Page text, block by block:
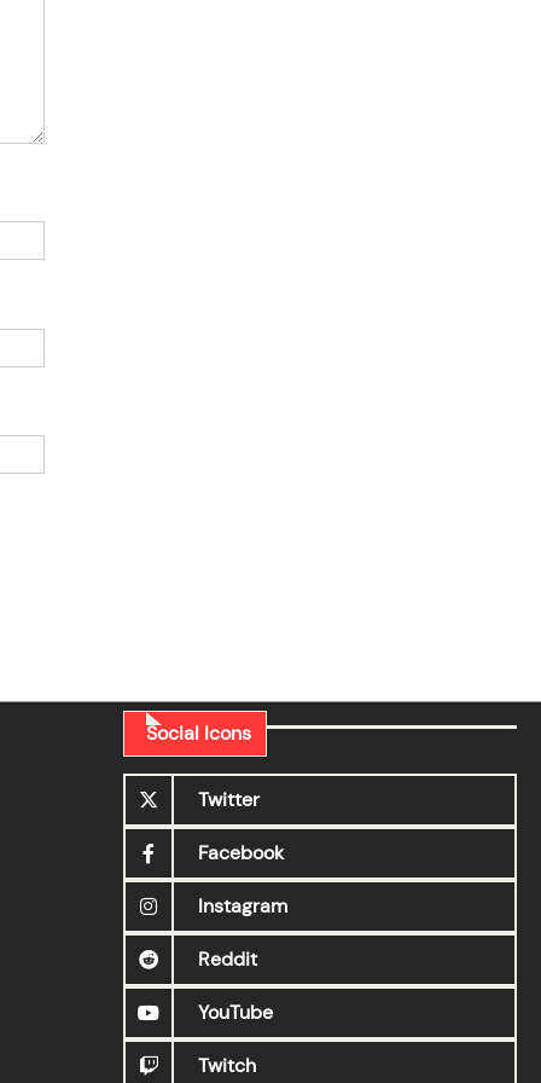
Social Icons
Twitter
Facebook
Instagram
Reddit
YouTube
Twitch